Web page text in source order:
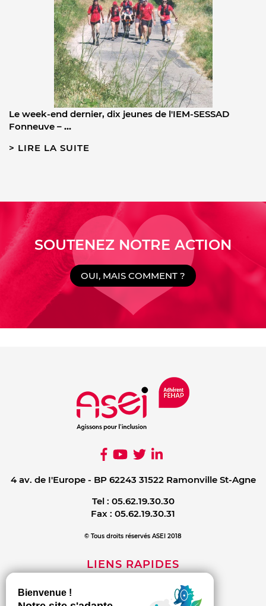
Le week-end dernier, dix jeunes de l'IEM-SESSAD
Fonneuve – …
LIRE LA SUITE
SOUTENEZ NOTRE ACTION
OUI, MAIS COMMENT ?
4 av. de I'Europe - BP 62243 31522 Ramonville St-Agne
Tel : 05.62.19.30.30
Fax : 05.62.19.30.31
© Tous droits réservés ASEI 2018
LIENS RAPIDES